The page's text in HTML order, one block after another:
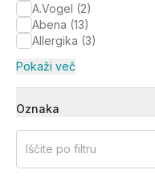
A.Vogel (2)
Abena (13)
Allergika (3)
Pokaži več
Oznaka
Iščite po filtru